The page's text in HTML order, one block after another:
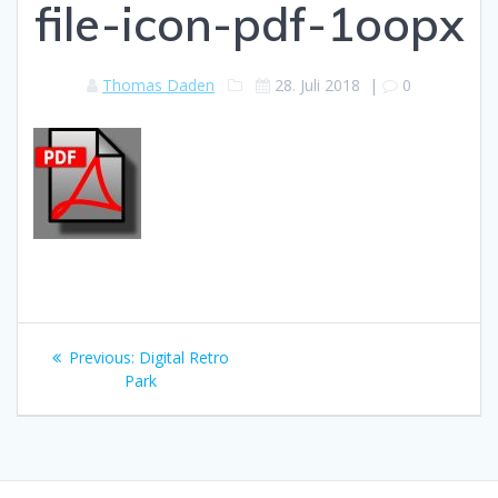
file-icon-pdf-1oopx
Thomas Daden 28. Juli 2018 | 0
Beitragsnavigation
Previous: Previous
post:
Digital Retro
Park